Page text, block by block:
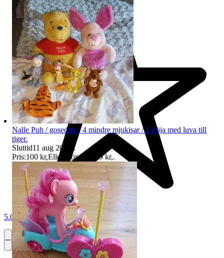
5.0
Nalle Puh / gosedjur / 4 mindre mjukisar / 1 tröja med luva till
tiger.
Sluttid11 aug 20:41 .
Pris:100 kr,Eller Köp nu 149 kr,.